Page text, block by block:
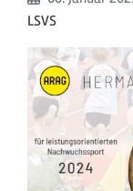
LSVS